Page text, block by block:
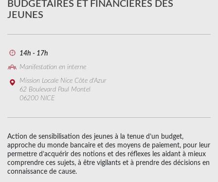
BUDGÉTAIRES ET FINANCIÈRES DES
JEUNES
14h - 17h
Manifestation en interne
Mission Locale Nice Côte d'Azur
62 Boulevard Paul Montel
06200 NICE
Action de sensibilisation des jeunes à la tenue d’un budget,
approche du monde bancaire et des moyens de paiement, pour leur
permettre d’acquérir des notions et des réflexes les aidant à mieux
comprendre ces sujets, à être vigilants et à prendre des décisions en
connaissance de cause.